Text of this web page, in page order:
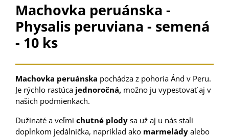
Machovka peruánska -
Physalis peruviana - semená
- 10 ks
Machovka peruánska pochádza z pohoria Ánd v Peru.
Je rýchlo rastúca jednoročná, možno ju vypestovať aj v
našich podmienkach.
Dužinaté a veľmi chutné plody sa už aj u nás stali
doplnkom jedálnička, napríklad ako marmelády alebo